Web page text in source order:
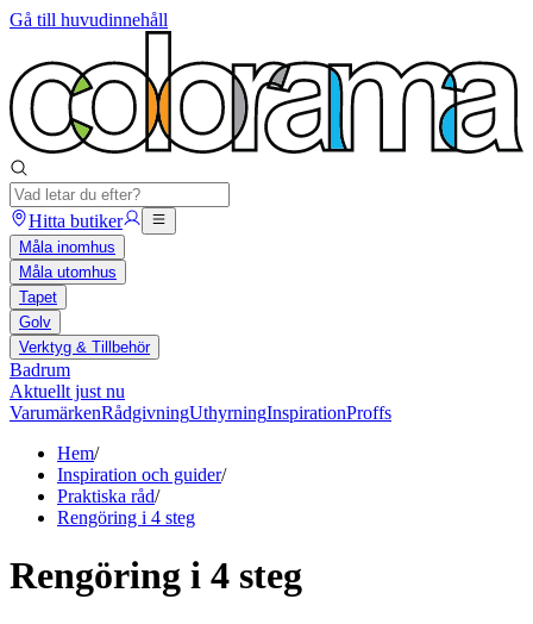
Gå till huvudinnehåll
Hitta butiker
Måla inomhus
Måla utomhus
Tapet
Golv
Verktyg & Tillbehör
Badrum
Aktuellt just nu
VarumärkenRådgivningUthyrningInspirationProffs
Hem/
Inspiration och guider/
Praktiska råd/
Rengöring i 4 steg
Rengöring i 4 steg